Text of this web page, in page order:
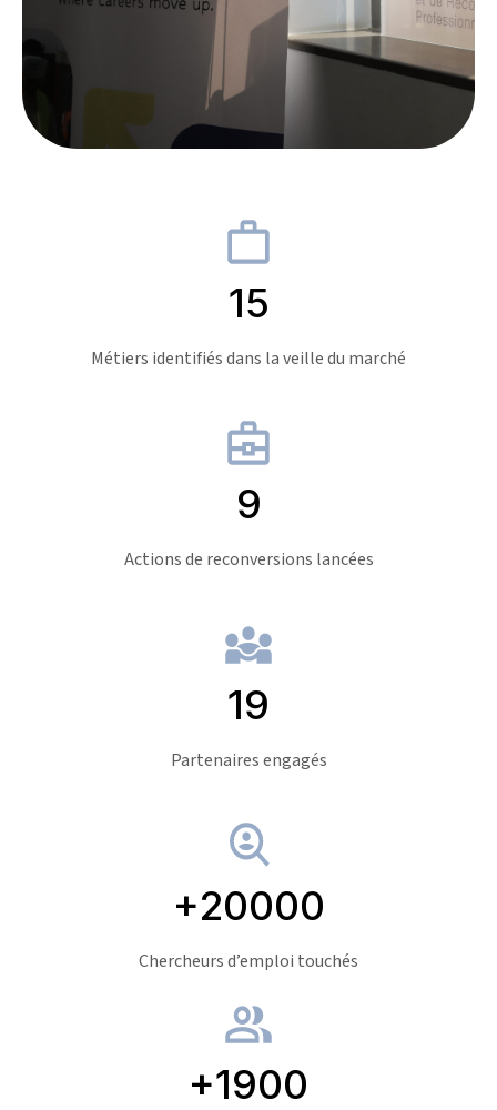
15
Métiers identifiés dans la veille du marché
9
Actions de reconversions lancées
19
Partenaires engagés
+20000
Chercheurs d’emploi touchés
+1900